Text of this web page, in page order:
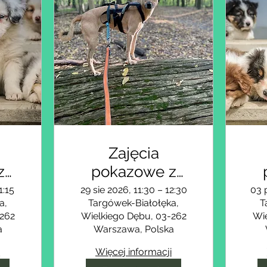
Zajęcia
pokazowe z
Pauliną (psy
młode i dorosłe)
29 sie 2026, 11:30 – 12:30
Targówek-Białołęka,
Wielkiego Dębu, 03-262
Warszawa, Polska
Więcej informacji
03